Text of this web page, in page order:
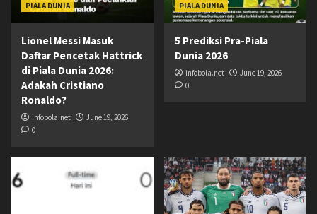
PIALA DUNIA
Lionel Messi Masuk
Daftar Pencetak Hattrick
di Piala Dunia 2026:
Adakah Cristiano
Ronaldo?
infobola.net
June 19, 2026
0
PIALA DUNIA
5 Prediksi Pra-Piala
Dunia 2026
infobola.net
June 19, 2026
0